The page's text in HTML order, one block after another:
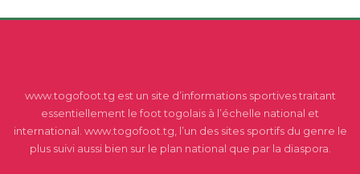
www.togofoot.tg est un site d’informations sportives traitant
essentiellement le foot togolais à l’échelle national et
international. www.togofoot.tg, l’un des sites sportifs du genre le
plus suivi aussi bien sur le plan national que par la diaspora.